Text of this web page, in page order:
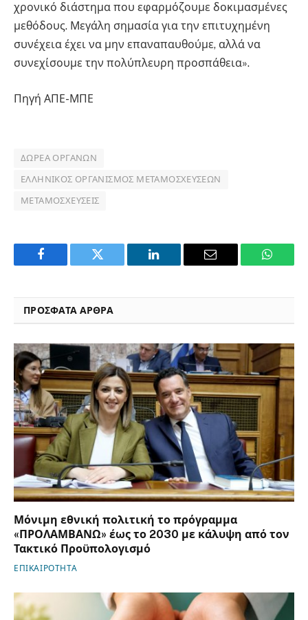
χρονικό διάστημα που εφαρμόζουμε δοκιμασμένες
μεθόδους. Μεγάλη σημασία για την επιτυχημένη
συνέχεια έχει να μην επαναπαυθούμε, αλλά να
συνεχίσουμε την πολύπλευρη προσπάθεια».
Πηγή ΑΠΕ-ΜΠΕ
ΔΩΡΕΆ ΟΡΓΆΝΩΝ
ΕΛΛΗΝΙΚΌΣ ΟΡΓΑΝΙΣΜΌΣ ΜΕΤΑΜΟΣΧΕΎΣΕΩΝ
ΜΕΤΑΜΟΣΧΕΎΣΕΙΣ
Facebook Twitter LinkedIn Email
ΠΡΟΣΦΑΤΑ ΑΡΘΡΑ
Μόνιμη εθνική πολιτική το πρόγραμμα
«ΠΡΟΛΑΜΒΑΝΩ» έως το 2030 με κάλυψη από τον
Τακτικό Προϋπολογισμό
ΕΠΙΚΑΙΡΟΤΗΤΑ